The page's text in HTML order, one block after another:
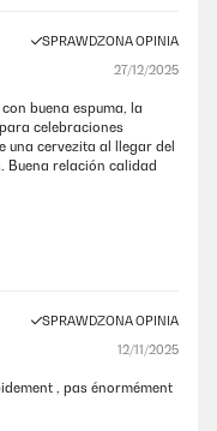
SPRAWDZONA OPINIA
27/12/2025
buena espuma, la
celebraciones
cervezita al llegar del
relación calidad
SPRAWDZONA OPINIA
12/11/2025
, pas énormément